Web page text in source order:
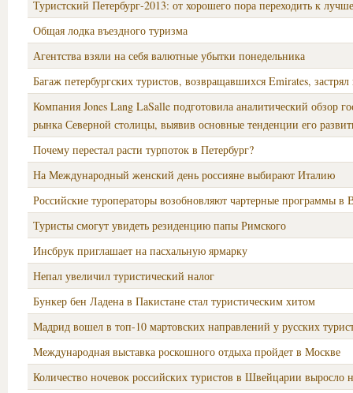
Туристский Петербург-2013: от хорошего пора переходить к
Общая лодка въездного туризма
Агентства взяли на себя валютные убытки понедельника
Багаж петербургских туристов, возвращавшихся Emirates,
Компания Jones Lang LaSalle подготовила аналитический обзор
рынка Северной столицы, выявив основные тенденции его
Почему перестал расти турпоток в Петербург?
На Международный женский день россияне выбирают Италию
Российские туроператоры возобновляют чартерные программы в
Туристы смогут увидеть резиденцию папы Римского
Инсбрук приглашает на пасхальную ярмарку
Непал увеличил туристический налог
Бункер бен Ладена в Пакистане стал туристическим хитом
Мадрид вошел в топ-10 мартовских направлений у русских
Международная выставка роскошного отдыха пройдет в Москве
Количество ночевок российских туристов в Швейцарии выросло